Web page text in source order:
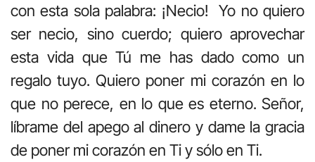
con esta sola palabra: ¡Necio! Yo no quiero
ser necio, sino cuerdo; quiero aprovechar
esta vida que Tú me has dado como un
regalo tuyo. Quiero poner mi corazón en lo
que no perece, en lo que es eterno. Señor,
líbrame del apego al dinero y dame la gracia
de poner mi corazón en Ti y sólo en Ti.